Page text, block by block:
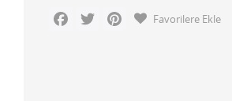
Facebook
Twitter PinterestFavorilere Ekle